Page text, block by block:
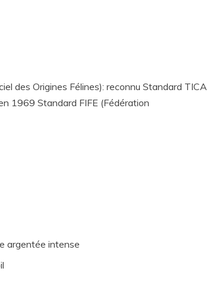
des Origines Félines): reconnu Standard TICA
1969 Standard FIFE (Fédération
argentée intense